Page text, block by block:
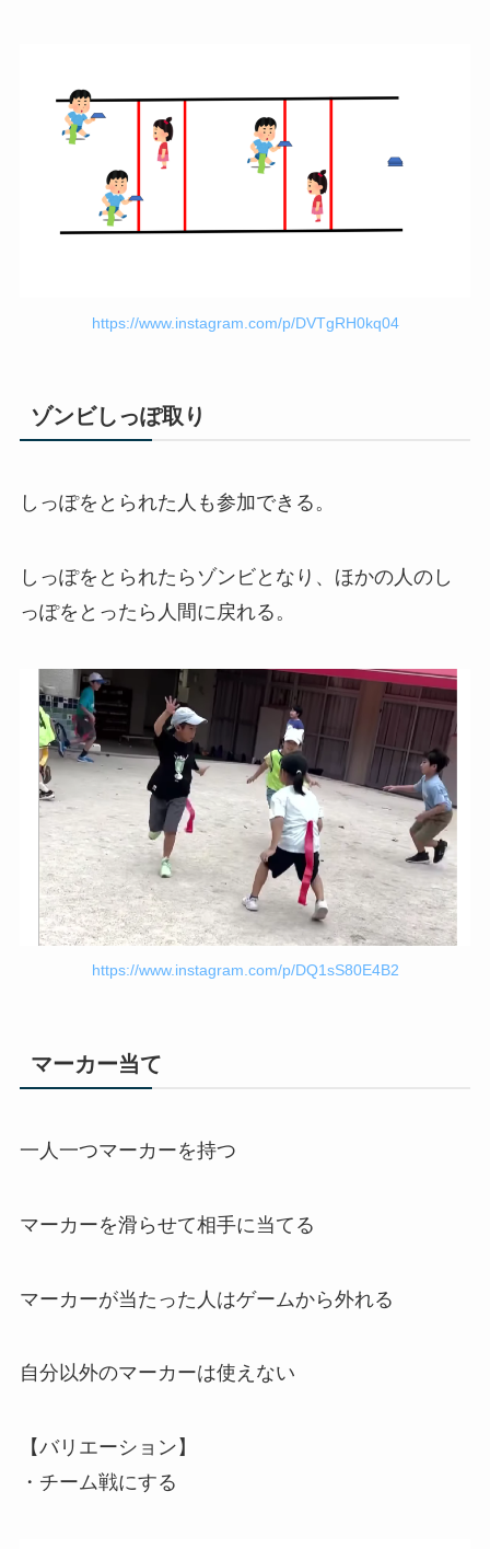
https://www.instagram.com/p/DVTgRH0kq04
ゾンビしっぽ取り
しっぽをとられた人も参加できる。
しっぽをとられたらゾンビとなり、ほかの人のし
っぽをとったら人間に戻れる。
https://www.instagram.com/p/DQ1sS80E4B2
マーカー当て
一人一つマーカーを持つ
マーカーを滑らせて相手に当てる
マーカーが当たった人はゲームから外れる
自分以外のマーカーは使えない
【バリエーション】
・チーム戦にする